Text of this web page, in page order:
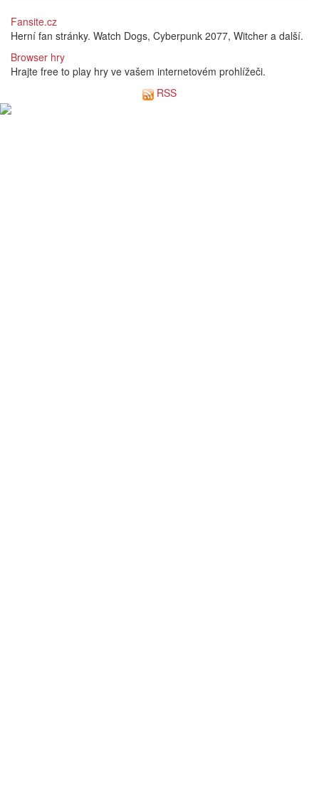
Fansite.cz
Herní fan stránky. Watch Dogs, Cyberpunk 2077, Witcher a další.
Browser hry
Hrajte free to play hry ve vašem internetovém prohlížeči.
RSS